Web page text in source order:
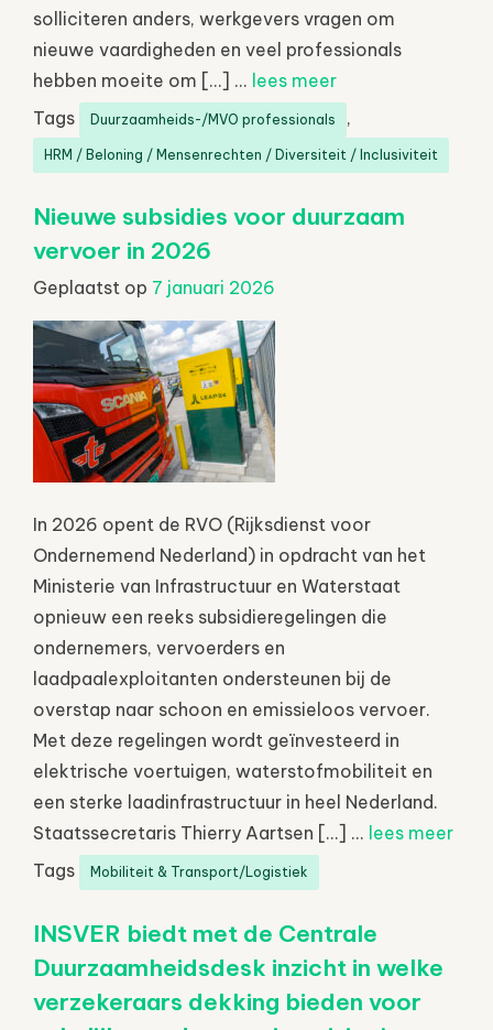
solliciteren anders, werkgevers vragen om
nieuwe vaardigheden en veel professionals
hebben moeite om […] ... lees meer
Tags
Duurzaamheids-/MVO professionals ,
HRM / Beloning / Mensenrechten / Diversiteit / Inclusiviteit
Nieuwe subsidies voor duurzaam
vervoer in 2026
Geplaatst op 7 januari 2026
In 2026 opent de RVO (Rijksdienst voor
Ondernemend Nederland) in opdracht van het
Ministerie van Infrastructuur en Waterstaat
opnieuw een reeks subsidieregelingen die
ondernemers, vervoerders en
laadpaalexploitanten ondersteunen bij de
overstap naar schoon en emissieloos vervoer.
Met deze regelingen wordt geïnvesteerd in
elektrische voertuigen, waterstofmobiliteit en
een sterke laadinfrastructuur in heel Nederland.
Staatssecretaris Thierry Aartsen […] ... lees meer
Tags
Mobiliteit & Transport/Logistiek
INSVER biedt met de Centrale
Duurzaamheidsdesk inzicht in welke
verzekeraars dekking bieden voor